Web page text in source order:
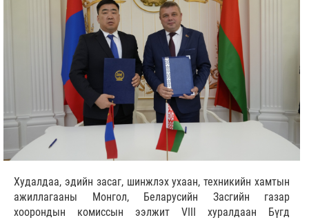
Худалдаа, эдийн засаг, шинжлэх ухаан, техникийн хамтын
ажиллагааны Монгол, Беларусийн Засгийн газар
хоорондын комиссын ээлжит VIII хуралдаан Бүгд